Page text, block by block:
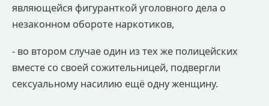
являющейся фигуранткой уголовного дела о
незаконном обороте наркотиков,
- во втором случае один из тех же полицейских
вместе со своей сожительницей, подвергли
сексуальному насилию ещё одну женщину.